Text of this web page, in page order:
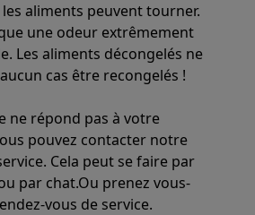
aliments peuvent tourner.
une odeur extrêmement
Les aliments décongelés ne
cas être recongelés !
ne répond pas à votre
pouvez contacter notre
Cela peut se faire par
par chat.Ou prenez vous-
vous de service.